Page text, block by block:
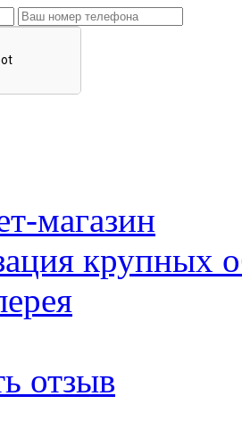
магазин
крупных
отзыв